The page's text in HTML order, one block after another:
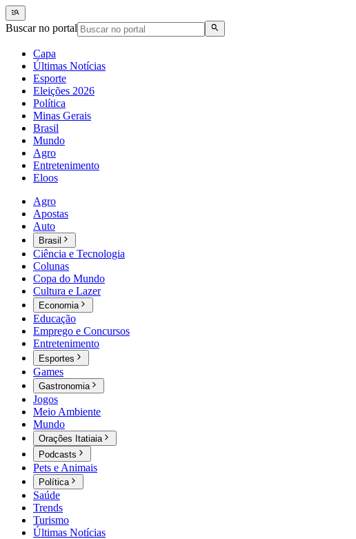
Buscar no portal
Capa
Últimas Notícias
Esporte
Eleições 2026
Política
Minas Gerais
Brasil
Mundo
Agro
Entretenimento
Eloos
Agro
Apostas
Auto
Brasil
Ciência e Tecnologia
Colunas
Copa do Mundo
Cultura e Lazer
Economia
Educação
Emprego e Concursos
Entretenimento
Esportes
Games
Gastronomia
Jogos
Meio Ambiente
Mundo
Orações Itatiaia
Podcasts
Pets e Animais
Política
Saúde
Trends
Turismo
Últimas Notícias